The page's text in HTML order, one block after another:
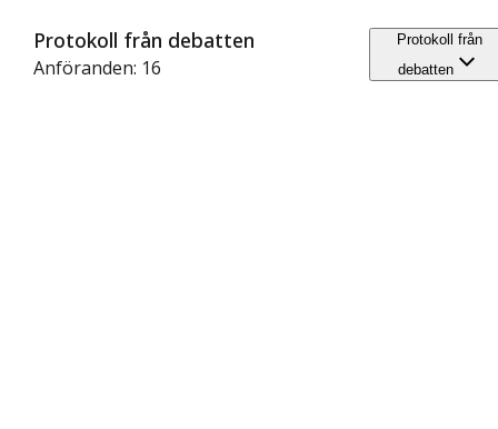
Protokoll från debatten
Anföranden: 16
Protokoll från
debatten